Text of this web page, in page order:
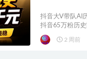
抖音大V带队AI
抖音65万粉历史
2 周前